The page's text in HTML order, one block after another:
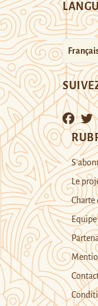
Le
Charte
Equipe